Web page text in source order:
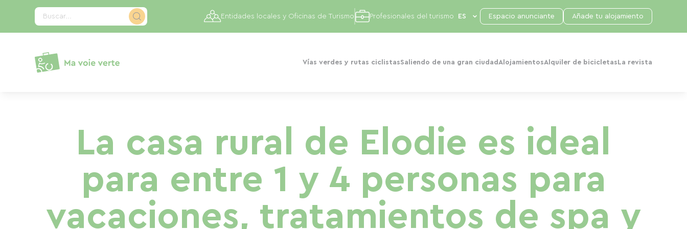
Buscar...
Vías verdes y rutas ciclistasSaliendo de una gran ciudad AlojamientosAlquiler de bicicletas La revista
Entidades locales y Oficinas de Turismo Profesionales del turismo Espacio anunciante Añade tu alojamiento
La casa rural de Elodie es ideal
para entre 1 y 4 personas para
vacaciones, tratamientos de spa y
Panel de gestión de cookies